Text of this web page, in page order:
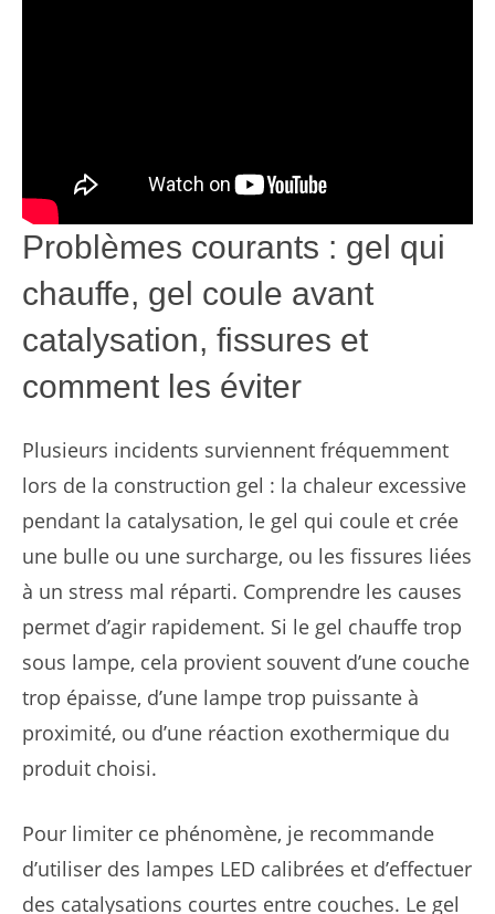
Problèmes courants : gel qui
chauffe, gel coule avant
catalysation, fissures et
comment les éviter
Plusieurs incidents surviennent fréquemment
lors de la construction gel : la chaleur excessive
pendant la catalysation, le gel qui coule et crée
une bulle ou une surcharge, ou les fissures liées
à un stress mal réparti. Comprendre les causes
permet d’agir rapidement. Si le gel chauffe trop
sous lampe, cela provient souvent d’une couche
trop épaisse, d’une lampe trop puissante à
proximité, ou d’une réaction exothermique du
produit choisi.
Pour limiter ce phénomène, je recommande
d’utiliser des lampes LED calibrées et d’effectuer
des catalysations courtes entre couches. Le gel